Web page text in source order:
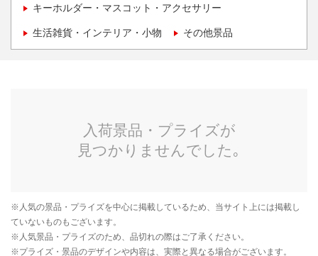
キーホルダー・マスコット・アクセサリー
生活雑貨・インテリア・小物 その他景品